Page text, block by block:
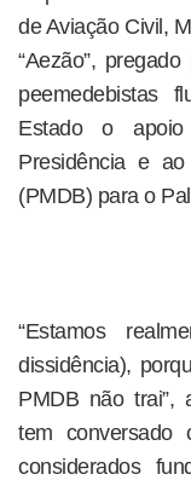
de Aviação Civil,
“Aezão”,
peemedebistas
Estado o
Presidência e
(PMDB) para o
“Estamos
dissidência),
PMDB não trai”,
tem conversado
considerados